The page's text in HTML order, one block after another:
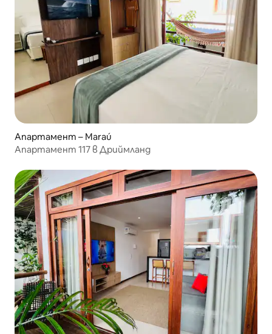
Апартамент – Maraú
Апартамент 117 в Дриймланд